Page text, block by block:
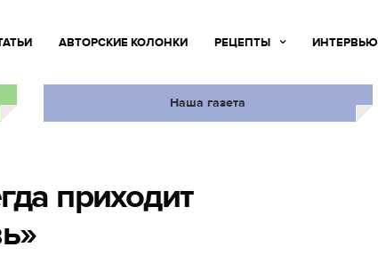
АВТОРСКИЕ КОЛОНКИ РЕЦЕПТЫ ИНТЕРВЬЮ
Наша газета
приходит